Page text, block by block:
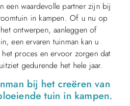
een waardevolle partner zijn bij
in kampen. Of u nu op
ontwerpen, aanleggen of
een ervaren tuinman kan u
proces en ervoor zorgen dat
gedurende het hele jaar.
bij het creëren van
tuin in kampen.